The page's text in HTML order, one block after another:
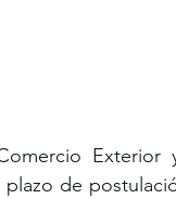
Exterior
de